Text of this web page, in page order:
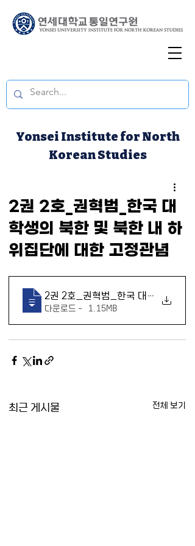
Yonsei Institute for North
Korean Studies
2권 2호_권혁범_한국 대
학생의 북한 및 북한 내 하
위집단에 대한 고정관념
2권 2호_권혁범_한국 대학생의 북
다운로드 • 1.15MB
최근 게시물 전체 보기